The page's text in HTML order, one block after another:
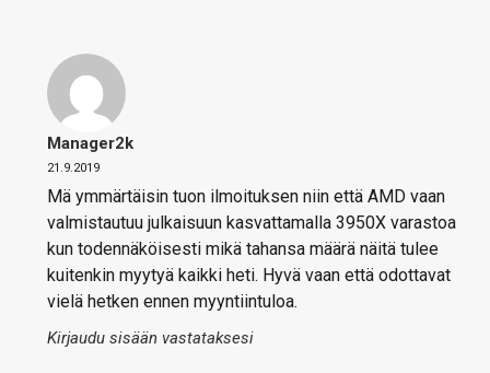
Manager2k
21.9.2019
Mä ymmärtäisin tuon ilmoituksen niin että AMD vaan
valmistautuu julkaisuun kasvattamalla 3950X varastoa
kun todennäköisesti mikä tahansa määrä näitä tulee
kuitenkin myytyä kaikki heti. Hyvä vaan että odottavat
vielä hetken ennen myyntiintuloa.
Kirjaudu sisään vastataksesi